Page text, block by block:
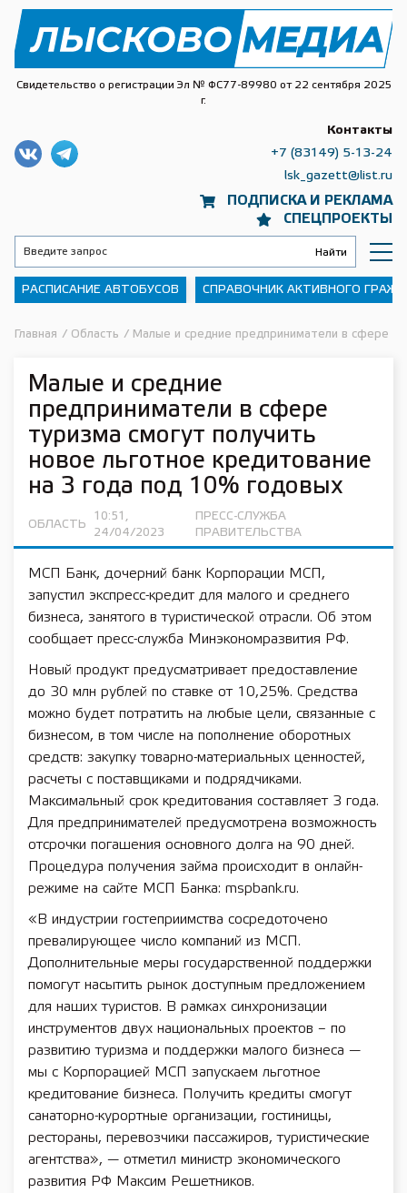
Свидетельство о регистрации Эл № ФС77-89980 от 22 сентября 2025
г.
ПОДПИСКА И РЕКЛАМА
СПЕЦПРОЕКТЫ
Контакты
+7 (83149) 5-13-24
lsk_gazett@list.ru
РАСПИСАНИЕ АВТОБУСОВ СПРАВОЧНИК АКТИВНОГО
Главная / Область / Малые и средние предприниматели в сфере
Малые и средние
предприниматели в сфере
туризма смогут получить
новое льготное кредитование
на 3 года под 10% годовых
ОБЛАСТЬ
10:51,
24/04/2023
ПРЕСС-СЛУЖБА
ПРАВИТЕЛЬСТВА
МСП Банк, дочерний банк Корпорации МСП,
запустил экспресс-кредит для малого и среднего
бизнеса, занятого в туристической отрасли. Об этом
сообщает пресс-служба Минэкономразвития РФ.
Новый продукт предусматривает предоставление
до 30 млн рублей по ставке от 10,25%. Средства
можно будет потратить на любые цели, связанные с
бизнесом, в том числе на пополнение оборотных
средств: закупку товарно-материальных ценностей,
расчеты с поставщиками и подрядчиками.
Максимальный срок кредитования составляет 3 года.
Для предпринимателей предусмотрена возможность
отсрочки погашения основного долга на 90 дней.
Процедура получения займа происходит в онлайн-
режиме на сайте МСП Банка: mspbank.ru.
«В индустрии гостеприимства сосредоточено
превалирующее число компаний из МСП.
Дополнительные меры государственной поддержки
помогут насытить рынок доступным предложением
для наших туристов. В рамках синхронизации
инструментов двух национальных проектов – по
развитию туризма и поддержки малого бизнеса —
мы с Корпорацией МСП запускаем льготное
кредитование бизнеса. Получить кредиты смогут
санаторно-курортные организации, гостиницы,
рестораны, перевозчики пассажиров, туристические
агентства», — отметил министр экономического
развития РФ Максим Решетников.